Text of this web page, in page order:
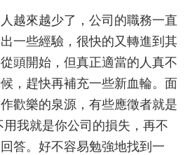
越來越少了，公司的職務一直
一些經驗，很快的又轉進到其
頭開始，但真正適當的人真不
，趕快再補充一些新血輪。面
歡樂的泉源，有些應徵者就是
我就是你公司的損失，再不
答。好不容易勉強地找到一